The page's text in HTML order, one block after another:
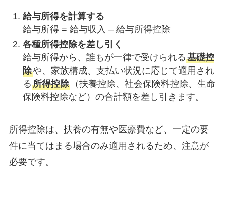
給与所得を計算する
給与所得 = 給与収入 – 給与所得控除
各種所得控除を差し引く
給与所得から、誰もが一律で受けられる基礎控
除や、家族構成、支払い状況に応じて適用され
る所得控除（扶養控除、社会保険料控除、生命
保険料控除など）の合計額を差し引きます。
所得控除は、扶養の有無や医療費など、一定の要
件に当てはまる場合のみ適用されるため、注意が
必要です。